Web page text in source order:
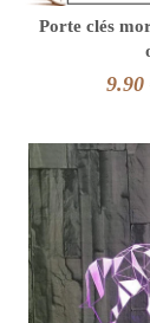
Porte clés
9.90